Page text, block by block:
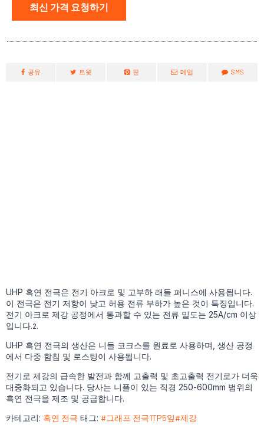
최신 가격 요청하기
공유 트윗 핀 메일 SMS
UHP 흑연 전극은 전기 아크로 및 고부하 래들 퍼니스에 사용됩니다.
이 전극은 전기 저항이 낮고 허용 전류 부하가 높은 것이 특징입니다.
전기 아크로 제강 공정에서 통과할 수 있는 전류 밀도는 25A/cm 이상
입니다.2.
UHP 흑연 전극의 생산은 니들 코크스를 원료로 사용하며, 생산 공정
에서 다중 함침 및 로스팅이 사용됩니다.
전기로 제강의 급속한 발전과 함께 고출력 및 초고출력 전기로가 더욱
대중화되고 있습니다. 당사는 니플이 있는 직경 250-600mm 범위의
흑연 전극을 제조 및 공급합니다.
카테고리: 흑연 전극 태그: #그래프 전극1TP5잎#제강